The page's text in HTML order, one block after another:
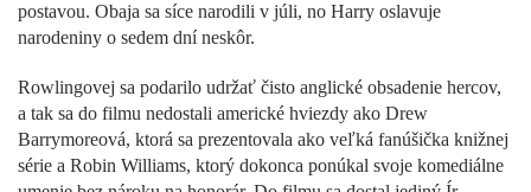
postavou. Obaja sa síce narodili v júli, no Harry oslavuje
narodeniny o sedem dní neskôr.
Rowlingovej sa podarilo udržať čisto anglické obsadenie hercov,
a tak sa do filmu nedostali americké hviezdy ako Drew
Barrymoreová, ktorá sa prezentovala ako veľká fanúšička knižnej
série a Robin Williams, ktorý dokonca ponúkal svoje komediálne